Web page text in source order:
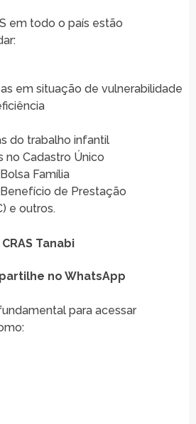
em todo o país estão
em situação de vulnerabilidade
do trabalho infantil
no Cadastro Único
Família
de Prestação
e outros.
Tanabi
no WhatsApp
para acessar